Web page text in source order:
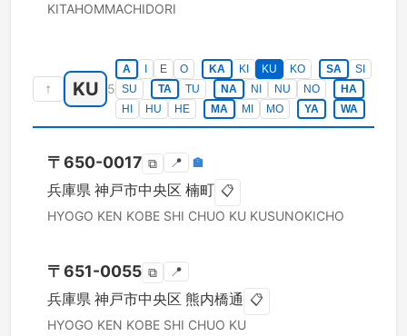
KITAHOMMACHIDORI
↑ KU 5
A E O KA KI KU KO SA
SI
SU
TA TU NA NI NU NO
HA
HI
HU HE MA MI MO YA WA
〒650-0017 ⧉ 📍 🏣
兵庫県 神戸市中央区 楠町 📋
HYOGO KEN KOBE SHI CHUO KU KUSUNOKICHO
〒651-0055 ⧉ 📍
兵庫県 神戸市中央区 熊内橋通 📋
HYOGO KEN KOBE SHI CHUO KU